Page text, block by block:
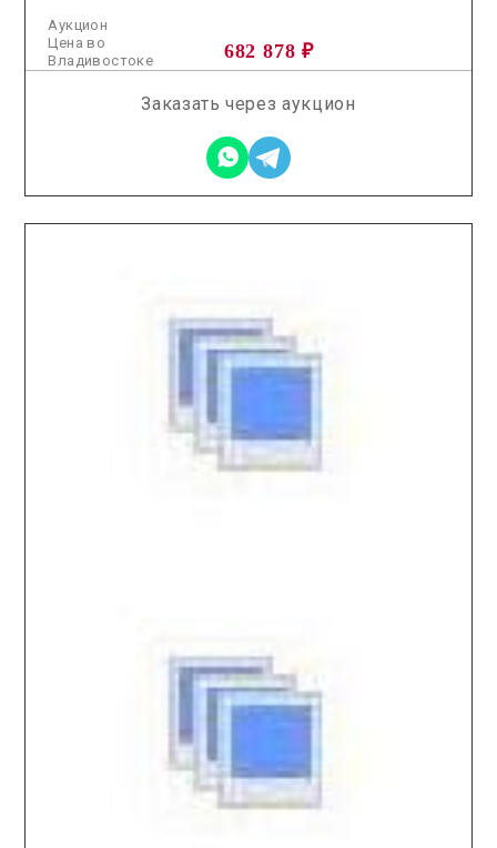
Аукцион
682 878 ₽
Цена во
Владивостоке
Заказать через аукцион